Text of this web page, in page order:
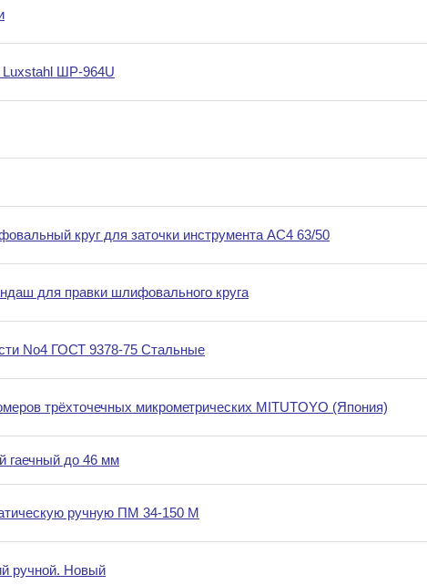
Luxstahl ШР-964U
круг для заточки инструмента АС4 63/50
для правки шлифовального круга
No4 ГОСТ 9378-75 Стальные
трёхточечных микрометрических MITUTOYO (Япония)
гаечный до 46 мм
ручную ПМ 34-150 М
ручной. Новый